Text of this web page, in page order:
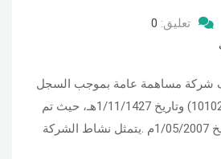
تعليق: 0
شركة مساهمة عامة بموجب السجل
التجاري رقم (1010225259) وتاريخ 1/11/1427هـ، حيث تم
تدشين المشروع بتاريخ 1/05/2007م .يتمثل نشاط الشركة